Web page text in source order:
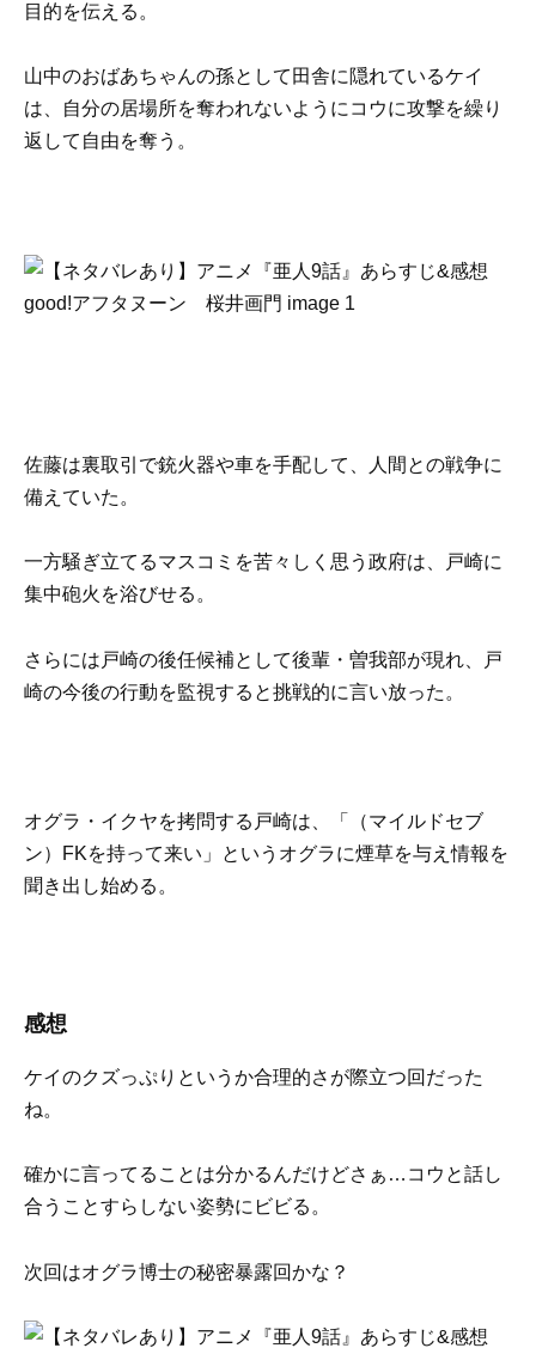
目的を伝える。
山中のおばあちゃんの孫として田舎に隠れているケイ
は、自分の居場所を奪われないようにコウに攻撃を繰り
返して自由を奪う。
佐藤は裏取引で銃火器や車を手配して、人間との戦争に
備えていた。
一方騒ぎ立てるマスコミを苦々しく思う政府は、戸崎に
集中砲火を浴びせる。
さらには戸崎の後任候補として後輩・曽我部が現れ、戸
崎の今後の行動を監視すると挑戦的に言い放った。
オグラ・イクヤを拷問する戸崎は、「（マイルドセブ
ン）FKを持って来い」というオグラに煙草を与え情報を
聞き出し始める。
感想
ケイのクズっぷりというか合理的さが際立つ回だった
ね。
確かに言ってることは分かるんだけどさぁ…コウと話し
合うことすらしない姿勢にビビる。
次回はオグラ博士の秘密暴露回かな？